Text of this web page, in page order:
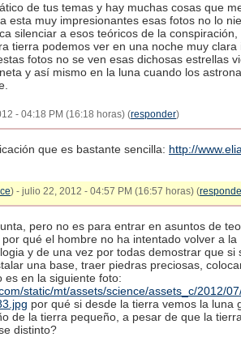
de tus temas y hay muchas cosas que
esta muy impresionantes esas fotos no lo
silenciar a esos teóricos de la
tierra podemos ver en una noche muy clara
fotos no se ven esas dichosas estrellas
y así mismo en la luna cuando los
- 04:18 PM (16:18 horas) (responder)
que es bastante sencilla: http://
) - julio 22, 2012 - 04:57 PM (16:57 horas) (
pero no es para entrar en asuntos de
qué el hombre no ha intentado volver a
y de una vez por todas demostrar que si
una base, traer piedras preciosas,
es en la siguiente foto:
static/mt/assets/science/assets_c/2012/
por qué si desde la tierra vemos la luna
de la tierra pequeño, a pesar de que la
distinto?